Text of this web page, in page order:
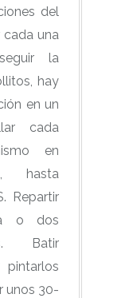
del
una
la
hay
en un
cada
en
hasta
. Repartir
o dos
Batir
unos 30-